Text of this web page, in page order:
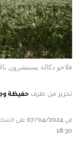
فلاحو دكالة يستبشرون
تحرير من طرف حفيظة
18:30